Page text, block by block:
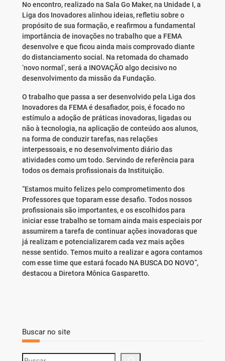
No encontro, realizado na Sala Go Maker, na Unidade I, a
Liga dos Inovadores alinhou ideias, refletiu sobre o
propósito de sua formação, e reafirmou a fundamental
importância de inovações no trabalho que a FEMA
desenvolve e que ficou ainda mais comprovado diante
do distanciamento social. Na retomada do chamado
‘novo normal’, será a INOVAÇÃO algo decisivo no
desenvolvimento da missão da Fundação.
O trabalho que passa a ser desenvolvido pela Liga dos
Inovadores da FEMA é desafiador, pois, é focado no
estímulo a adoção de práticas inovadoras, ligadas ou
não à tecnologia, na aplicação de conteúdo aos alunos,
na forma de conduzir tarefas, nas relações
interpessoais, e no desenvolvimento diário das
atividades como um todo. Servindo de referência para
todos os demais profissionais da Instituição.
“Estamos muito felizes pelo comprometimento dos
Professores que toparam esse desafio. Todos nossos
profissionais são importantes, e os escolhidos para
iniciar esse trabalho se tornam ainda mais especiais por
assumirem a tarefa de continuar ações inovadoras que
já realizam e potencializarem cada vez mais ações
nesse sentido. Temos muito a realizar e agora contamos
com esse time que estará focado NA BUSCA DO NOVO”,
destacou a Diretora Mônica Gasparetto.
Buscar no site
S